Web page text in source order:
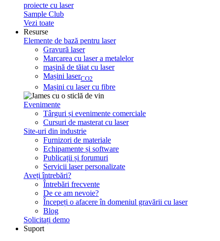
proiecte cu laser
Sample Club
Vezi toate
Resurse
Elemente de bază pentru laser
Gravură laser
Marcarea cu laser a metalelor
mașină de tăiat cu laser
Mașini laserCO2
Mașini cu laser cu fibre
Evenimente
Târguri și evenimente comerciale
Cursuri de masterat cu laser
Site-uri din industrie
Furnizori de materiale
Echipamente și software
Publicații și forumuri
Servicii laser personalizate
Aveți întrebări?
Întrebări frecvente
De ce am nevoie?
Începeți o afacere în domeniul gravării cu laser
Blog
Solicitați demo
Suport